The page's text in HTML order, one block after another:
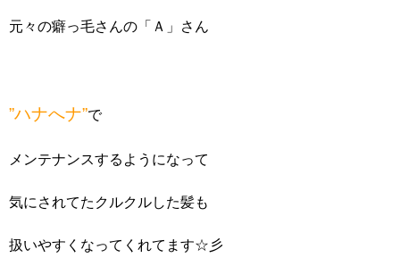
元々の癖っ毛さんの「Ａ」さん
”ハナへナ”で
メンテナンスするようになって
気にされてたクルクルした髪も
扱いやすくなってくれてます☆彡